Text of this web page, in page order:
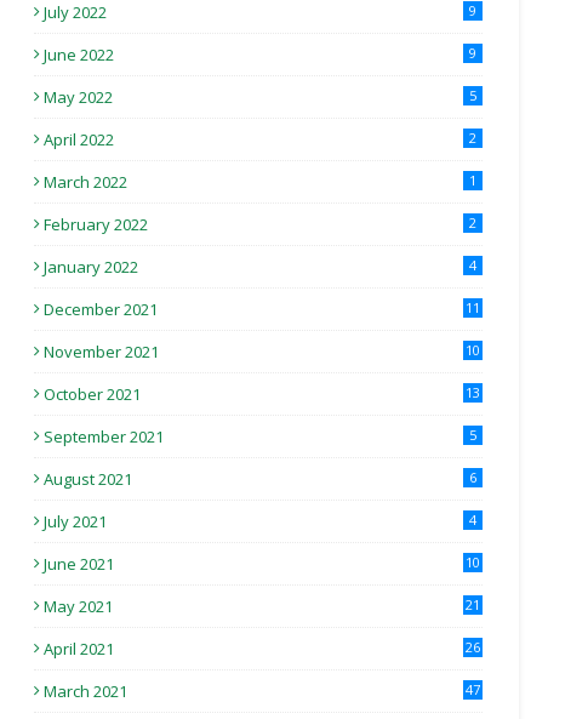
July 2022 9
June 2022 9
May 2022 5
April 2022 2
March 2022 1
February 2022 2
January 2022 4
December 2021 11
November 2021 10
October 2021 13
September 2021 5
August 2021 6
July 2021 4
June 2021 10
May 2021 21
April 2021 26
March 2021 47